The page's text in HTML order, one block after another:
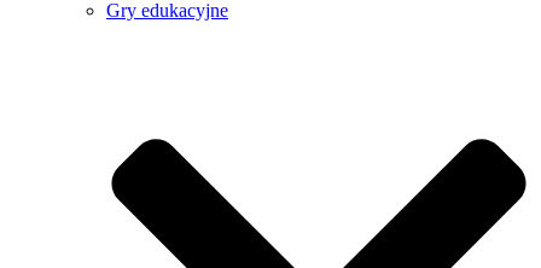
Gry edukacyjne